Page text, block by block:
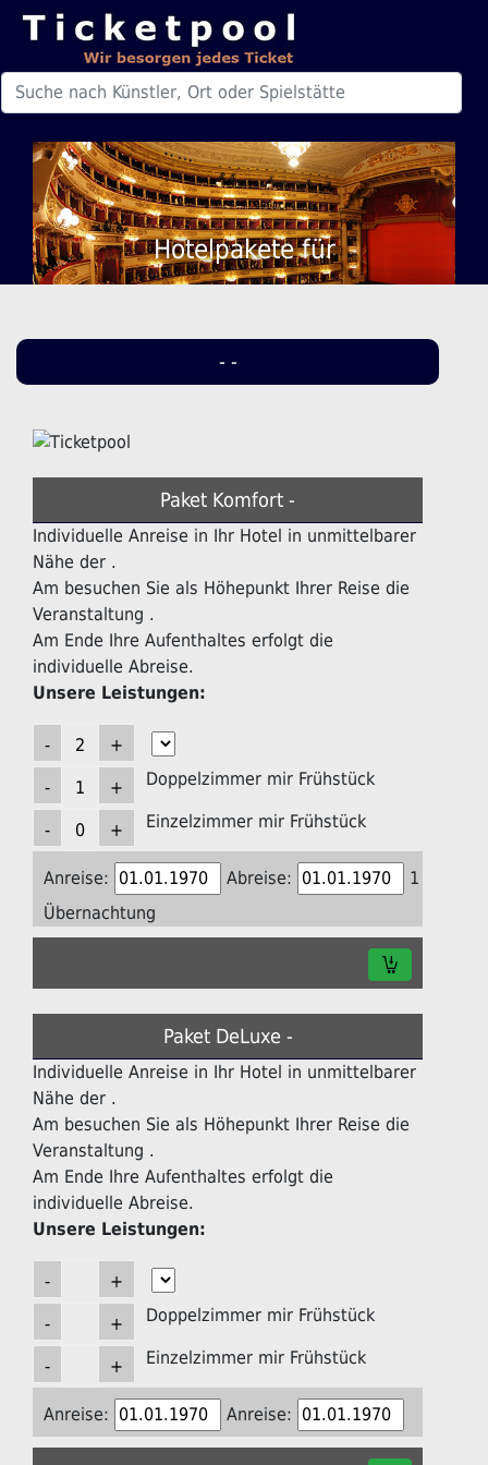
Hotelpakete für
- -
Paket Komfort -
Individuelle Anreise in Ihr Hotel in unmittelbarer
Nähe der .
Am besuchen Sie als Höhepunkt Ihrer Reise die
Veranstaltung .
Am Ende Ihre Aufenthaltes erfolgt die
individuelle Abreise.
Unsere Leistungen:
Doppelzimmer mir Frühstück
Einzelzimmer mir Frühstück
Anreise: Abreise:
1
Übernachtung
Paket DeLuxe -
Individuelle Anreise in Ihr Hotel in unmittelbarer
Nähe der .
Am besuchen Sie als Höhepunkt Ihrer Reise die
Veranstaltung .
Am Ende Ihre Aufenthaltes erfolgt die
individuelle Abreise.
Unsere Leistungen:
Doppelzimmer mir Frühstück
Einzelzimmer mir Frühstück
Anreise: Anreise: